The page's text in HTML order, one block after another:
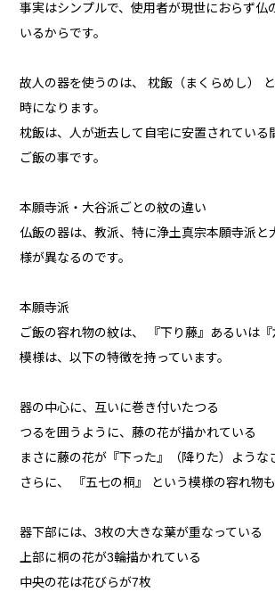
事実はシンプルで、使用者が現世におらず仏
いるからです。
故人の器を使うのは、 枕飯（まくらめし）
時になります。
枕飯は、人が逝去して自宅に安置されている
ご飯の事です。
本願寺派・大谷派ごとの紋の違い
仏飯の器は、教派、特に浄土真宗本願寺派と
様が異なるのです。
本願寺派
ご飯の容れ物の紋は、 『下り藤』あるいは『
模様は、以下の特徴を持っています。
器の中心に、互いに巻き付いたつる
つるを囲うように、藤の花が描かれている
まさに藤の花が『下った』（降りた）ような
さらに、 『五七の桐』 という模様の容れ物も
器下部には、3枚の大きな葉が重なっている
上部に桐の花が3輪描かれている
中央の花は花びらが7枚